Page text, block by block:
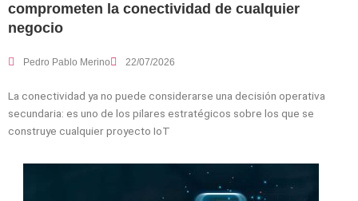
comprometen la conectividad de cualquier
negocio
Pedro Pablo Merino 22/07/2026
La conectividad ya no puede considerarse una decisión operativa
secundaria: es uno de los pilares estratégicos sobre los que se
construye cualquier proyecto IoT